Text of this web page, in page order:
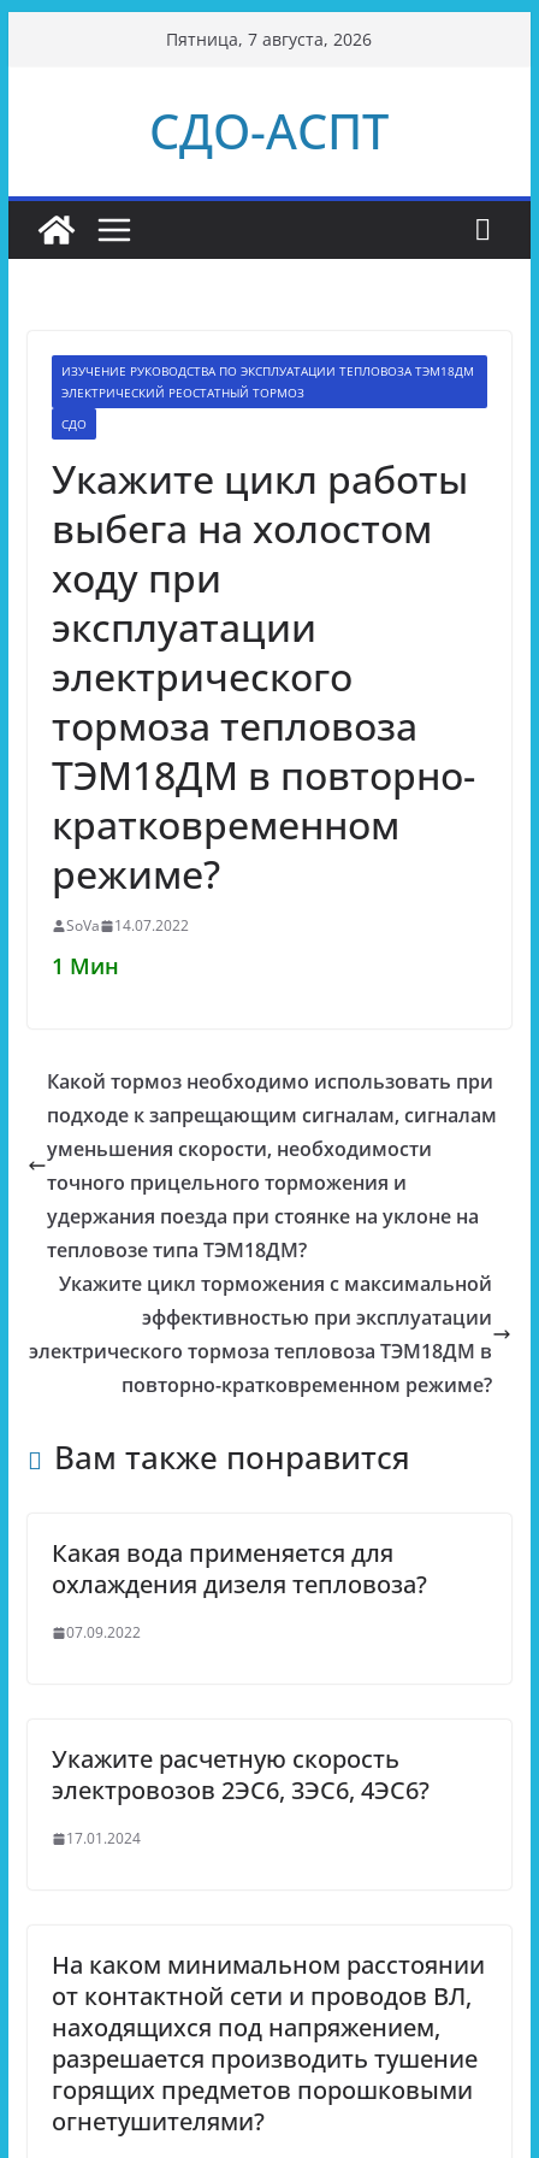
Пятница, 7 августа, 2026
СДО-АСПТ
ИЗУЧЕНИЕ РУКОВОДСТВА ПО ЭКСПЛУАТАЦИИ ТЕПЛОВОЗА ТЭМ18ДМ
ЭЛЕКТРИЧЕСКИЙ РЕОСТАТНЫЙ ТОРМОЗ
СДО
Укажите цикл работы
выбега на холостом
ходу при
эксплуатации
электрического
тормоза тепловоза
ТЭМ18ДМ в повторно-
кратковременном
режиме?
SoVa 14.07.2022
1 Мин
Какой тормоз необходимо использовать при
подходе к запрещающим сигналам, сигналам
уменьшения скорости, необходимости
точного прицельного торможения и
удержания поезда при стоянке на уклоне на
тепловозе типа ТЭМ18ДМ?
Укажите цикл торможения с максимальной
эффективностью при эксплуатации
электрического тормоза тепловоза ТЭМ18ДМ в
повторно-кратковременном режиме?
Вам также понравится
Какая вода применяется для
охлаждения дизеля тепловоза?
07.09.2022
Укажите расчетную скорость
электровозов 2ЭС6, 3ЭС6, 4ЭС6?
17.01.2024
На каком минимальном расстоянии
от контактной сети и проводов ВЛ,
находящихся под напряжением,
разрешается производить тушение
горящих предметов порошковыми
огнетушителями?